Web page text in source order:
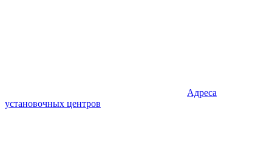
Адреса
установочных центров